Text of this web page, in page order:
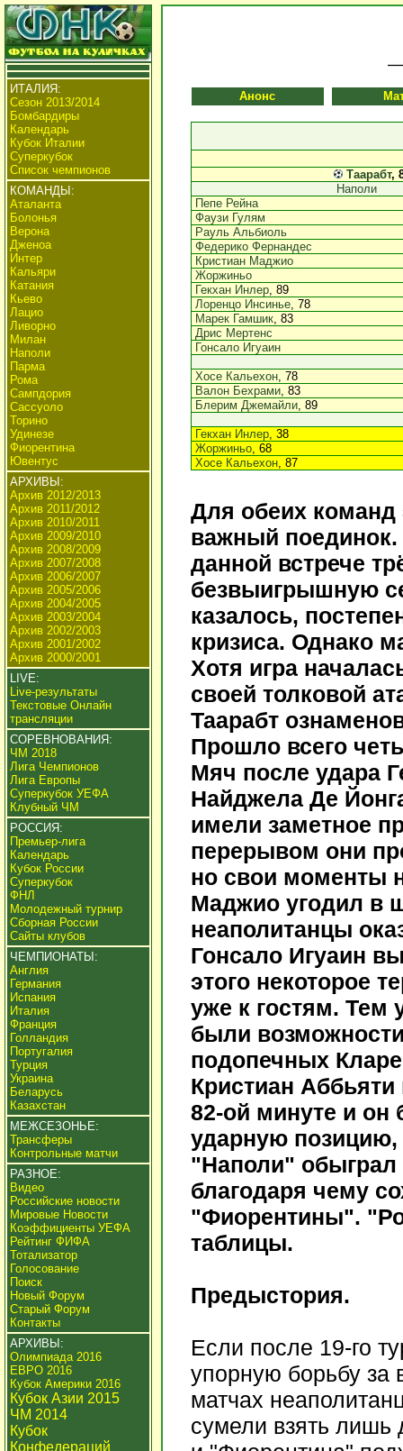
ИТАЛИЯ:
Сезон 2013/2014
Бомбардиры
Календарь
Кубок Италии
Суперкубок
Список чемпионов
КОМАНДЫ:
Аталанта
Болонья
Верона
Дженоа
Интер
Кальяри
Катания
Кьево
Лацио
Ливорно
Милан
Наполи
Парма
Рома
Сампдория
Сассуоло
Торино
Удинезе
Фиорентина
Ювентус
АРХИВЫ:
Архив 2012/2013
Архив 2011/2012
Архив 2010/2011
Архив 2009/2010
Архив 2008/2009
Архив 2007/2008
Архив 2006/2007
Архив 2005/2006
Архив 2004/2005
Архив 2003/2004
Архив 2002/2003
Архив 2001/2002
Архив 2000/2001
LIVE:
Live-результаты
Текстовые Онлайн
трансляции
СОРЕВНОВАНИЯ:
ЧМ 2018
Лига Чемпионов
Лига Европы
Суперкубок УЕФА
Клубный ЧМ
РОССИЯ:
Премьер-лига
Календарь
Кубок России
Суперкубок
ФНЛ
Молодежный турнир
Сборная России
Сайты клубов
ЧЕМПИОНАТЫ:
Англия
Германия
Испания
Италия
Франция
Голландия
Португалия
Турция
Украина
Беларусь
Казахстан
МЕЖСЕЗОНЬЕ:
Трансферы
Контрольные матчи
РАЗНОЕ:
Видео
Российские новости
Мировые Новости
Коэффициенты УЕФА
Рейтинг ФИФА
Тотализатор
Голосование
Поиск
Новый Форум
Старый Форум
Контакты
АРХИВЫ:
Олимпиада 2016
ЕВРО 2016
Кубок Америки 2016
Кубок Азии 2015
ЧМ 2014
Кубок
Конфедераций
Анонс
Таарабт,
Наполи
Пепе Рейна
Фаузи Гулям
Рауль Альбиоль
Федерико Фернандес
Кристиан Маджио
Жоржиньо
Гекхан Инлер, 89
Лоренцо Инсинье, 78
Марек Гамшик, 83
Дрис Мертенс
Гонсало Игуаин
Хосе Кальехон, 78
Валон Бехрами, 83
Блерим Джемайли, 89
Гекхан Инлер, 38
Жоржиньо, 68
Хосе Кальехон, 87
Для обеих
важный
данной встрече
безвыигрышную
казалось,
кризиса. Однако
Хотя игра
своей толковой
Таарабт
Прошло всего
Мяч после удара
Найджела Де
имели заметное
перерывом они
но свои моменты
Маджио угодил в
неаполитанцы
Гонсало Игуаин
этого некоторое
уже к гостям. Тем
были
подопечных
Кристиан
82-ой минуте и он
ударную
"Наполи" обыграл
благодаря чему
"Фиорентины".
таблицы.
Предыстория.
Если после 19-го
упорную борьбу за
матчах
сумели взять лишь